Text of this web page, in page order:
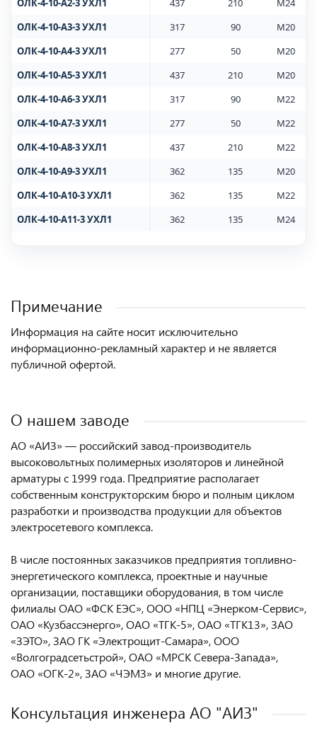
ОЛК-4-10-А2-3 УХЛ1 437 210
M24
ОЛК-4-10-А3-3 УХЛ1
317 90
M20
ОЛК-4-10-А4-3 УХЛ1
277 50
M20
ОЛК-4-10-А5-3 УХЛ1
437 210
M20
ОЛК-4-10-А6-3 УХЛ1
317 90
M22
ОЛК-4-10-А7-3 УХЛ1
277 50
M22
ОЛК-4-10-А8-3 УХЛ1
437 210
M22
ОЛК-4-10-А9-3 УХЛ1
362 135
M20
ОЛК-4-10-А10-3 УХЛ1
362 135
M22
ОЛК-4-10-А11-3 УХЛ1
362 135 M24
Примечание
Информация на сайте носит исключительно
информационно-рекламный характер и не является
публичной офертой.
О нашем заводе
АО «АИЗ» — российский завод-производитель
высоковольтных полимерных изоляторов и линейной
арматуры с 1999 года. Предприятие располагает
собственным конструкторским бюро и полным циклом
разработки и производства продукции для объектов
электросетевого комплекса.
В числе постоянных заказчиков предприятия топливно-
энергетического комплекса, проектные и научные
организации, поставщики оборудования, в том числе
филиалы ОАО «ФСК ЕЭС», ООО «НПЦ «Энерком-Сервис»,
ОАО «Кузбассэнерго», ОАО «ТГК-5», ОАО «ТГК13», ЗАО
«ЗЭТО», ЗАО ГК «Электрощит-Самара», ООО
«Волгоградсетьстрой», ОАО «МРСК Севера-Заnада»,
ОАО «ОГК-2», ЗАО «ЧЭМЗ» и многие другие.
Консультация инженера AO "АИЗ"